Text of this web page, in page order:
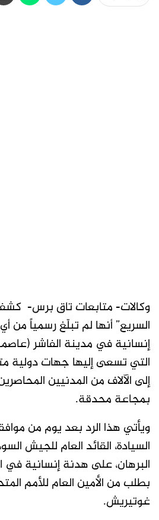
وكالات- متابعات تاق برس-
السريع” أنها لم تبلّغ رسمياً
إنسانية في مدينة الفاشر
التي تسعى إليها جهات دولية
إلى الآلاف من المدنيين
بمجاعة محدقة.
ويأتي هذا الرد بعد يوم من
السيادة، القائد العام للجيش
البرهان، على هدنة إنسانية في
بطلب من الأمين العام للأمم
غوتيريش.